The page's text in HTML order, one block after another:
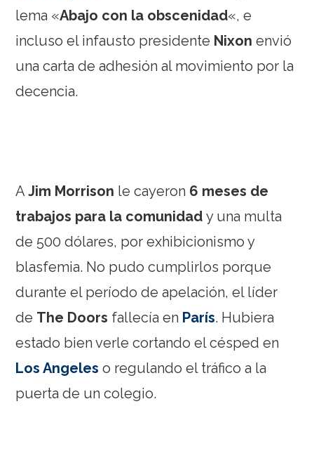
lema «Abajo con la obscenidad«, e
incluso el infausto presidente Nixonenvió
una carta de adhesión al movimiento por la
decencia.
AJim Morrison le cayeron 6 meses de
trabajos para la comunidady una multa
de 500 dólares, por exhibicionismo y
blasfemia. No pudo cumplirlos porque
durante el período de apelación, el líder
de The Doors fallecía en París. Hubiera
estado bien verle cortando el césped en
Los Angeleso regulando el tráfico a la
puerta de un colegio.